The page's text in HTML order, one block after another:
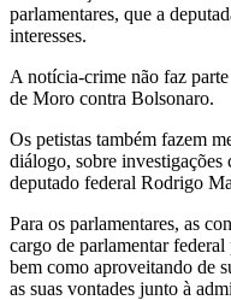
parlamentares, que a
interesses.
A notícia-crime não faz
de Moro contra Bolsonaro.
Os petistas também fazem
diálogo, sobre investigações
deputado federal Rodrigo
Para os parlamentares, as
cargo de parlamentar federal
bem como aproveitando de
as suas vontades junto à